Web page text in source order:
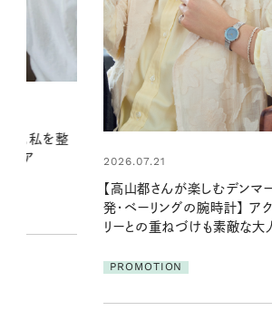
2026.06.01
の一日。汗ばむ季節を「ごきげ
PROMOTION